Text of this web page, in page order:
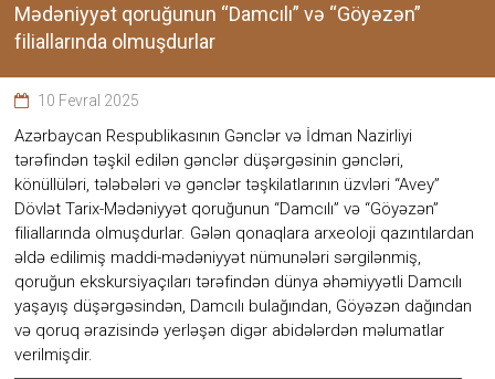
QORUĞU
“Avey”
Dövlət
Tarix-
qoruğu
zəngin
tarixi
memarlıq
arxeoloji
abidələr
diyarı
kimi
ən
qədim
Mədəniyyət qoruğunun “Damcılı” və “Göyəzən”
filiallarında olmuşdurlar
10 Fevral 2025
Azərbaycan Respublikasının Gənclər və İdman Nazirliyi
tərəfindən təşkil edilən gənclər düşərgəsinin gəncləri,
könüllüləri, tələbələri və gənclər təşkilatlarının üzvləri “Avey”
Dövlət Tarix-Mədəniyyət qoruğunun “Damcılı” və “Göyəzən”
filiallarında olmuşdurlar. Gələn qonaqlara arxeoloji qazıntılardan
əldə edilimiş maddi-mədəniyyət nümunələri sərgilənmiş,
qoruğun ekskursiyaçıları tərəfindən dünya əhəmiyyətli Damcılı
yaşayış düşərgəsindən, Damcılı bulağından, Göyəzən dağından
və qoruq ərazisində yerləşən digər abidələrdən məlumatlar
verilmişdir.